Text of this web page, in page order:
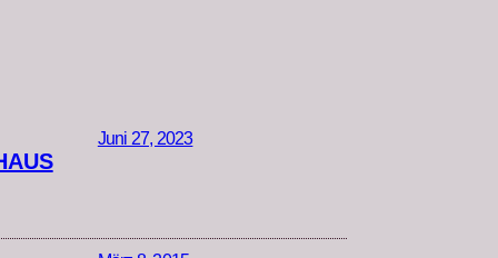
Juni 27, 2023